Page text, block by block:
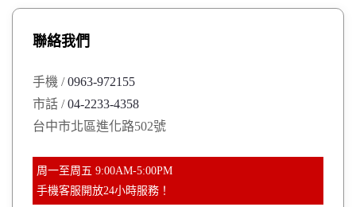
f
:
聯絡我們
手機 /0963-972155
市話 /04-2233-4358
台中市北區進化路502號
周一至周五 9:00AM-5:00PM
手機客服開放24小時服務！